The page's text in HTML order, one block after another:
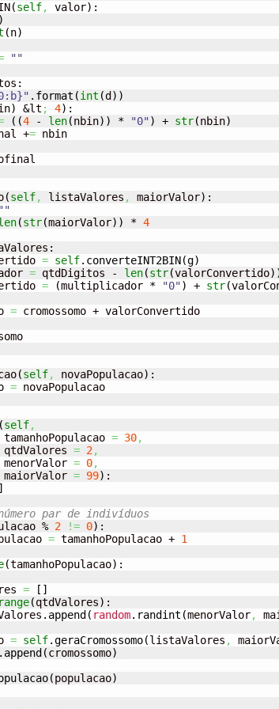
(self, valor) :
)
(n)
""
. format (int (d ) )
) &lt ; 4) :
( (4 - len(nbin) ) * "0" ) + str(nbin)
+
= nbin
(self, listaValores , maiorValor) :
""
(str(maiorValor) ) * 4
= self. converteINT2BIN(g)
= qtdDigitos - len(str(valorConvertido)
= (multiplicador * "0") + str(
= cromossomo + valorConvertido
(self, novaPopulacao) :
= novaPopulacao
(self,
= 30,
qtdValores
= 2,
menorValor
= 0,
maiorValor
= 99) :
]
par de indivíduos
% 2 != 0) :
= tamanhoPopulacao + 1
(tamanhoPopulacao) :
= [ ]
range(qtdValores) :
append ( random. randint (menorValor,
= self.geraCromossomo(listaValores ,
append (cromossomo)
(populacao)